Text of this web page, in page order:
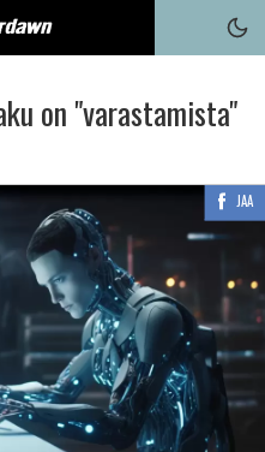
on "varastamista"
JAA